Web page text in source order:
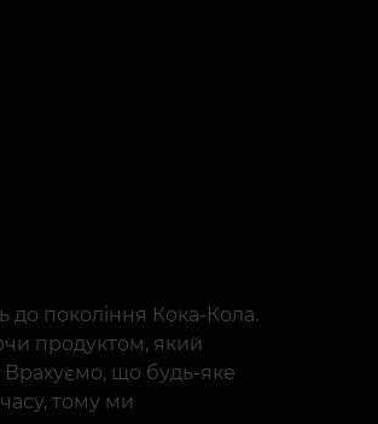
покоління Кока-Кола.
продуктом, який
Врахуємо, що будь-яке
тому ми